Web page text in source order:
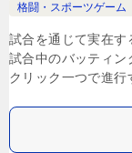
格闘・スポーツゲーム
試合を通じて実在す
試合中のバッティン
クリック一つで進行